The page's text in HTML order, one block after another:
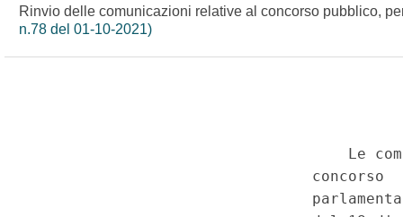
Rinvio delle comunicazioni relative al concorso pubblico,
n.78 del 01-10-2021)